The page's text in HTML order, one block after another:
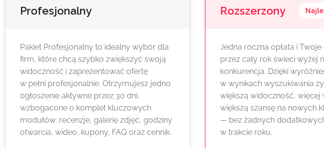
Profesjonalny
Pakiet Profesjonalny to idealny wybór dla
firm, które chcą szybko zwiększyć swoją
widoczność i zaprezentować ofertę
w pełni profesjonalnie. Otrzymujesz jedno
ogłoszenie aktywne przez 30 dni,
wzbogacone o komplet kluczowych
modułów: recenzje, galerię zdjęć, godziny
otwarcia, wideo, kupony, FAQ oraz cennik.
Rozszerzony
Jedna roczna opłata i Twoje
przez cały rok świeci wyżej
konkurencja. Dzięki
w wynikach wyszukiwania
większą widoczność, więcej
większą szansę na nowych
— bez żadnych
w trakcie roku.